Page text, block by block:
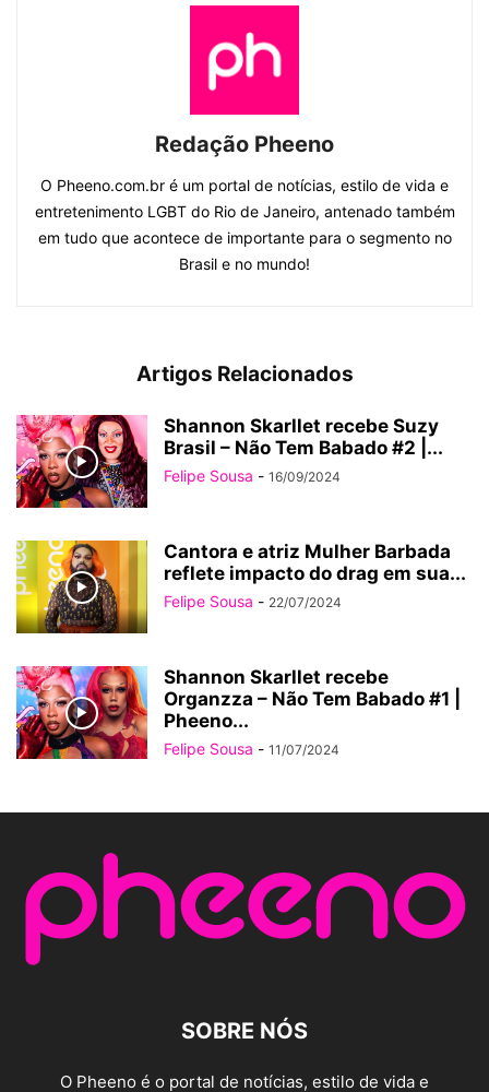
Redação Pheeno
O Pheeno.com.br é um portal de notícias, estilo de vida e
entretenimento LGBT do Rio de Janeiro, antenado também
em tudo que acontece de importante para o segmento no
Brasil e no mundo!
Artigos Relacionados
Shannon Skarllet recebe Suzy
Brasil – Não Tem Babado #2 |...
Felipe Sousa - 16/09/2024
Cantora e atriz Mulher Barbada
reflete impacto do drag em sua...
Felipe Sousa - 22/07/2024
Shannon Skarllet recebe
Organzza – Não Tem Babado #1 |
Pheeno...
Felipe Sousa - 11/07/2024
SOBRE NÓS
O Pheeno é o portal de notícias, estilo de vida e